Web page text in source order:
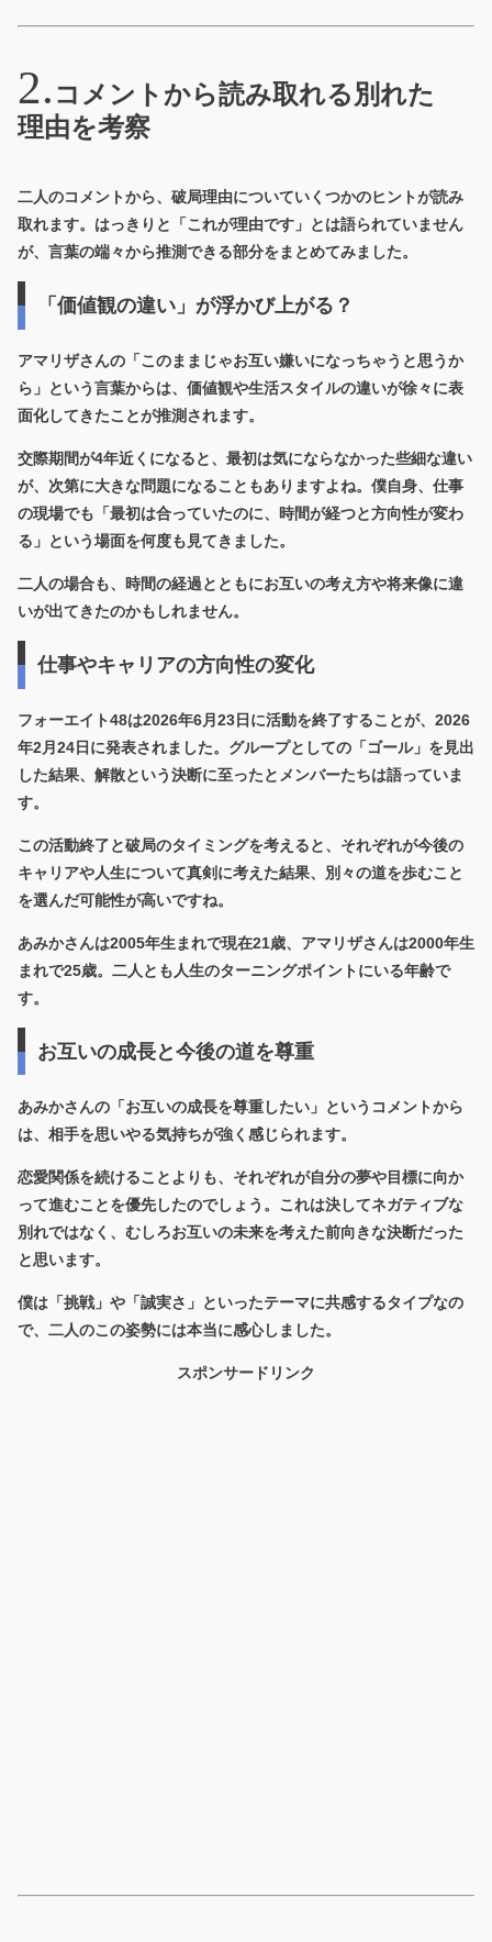
コメントから読み取れる別れた
理由を考察
二人のコメントから、破局理由についていくつかのヒントが読み
取れます。はっきりと「これが理由です」とは語られていません
が、言葉の端々から推測できる部分をまとめてみました。
「価値観の違い」が浮かび上がる？
アマリザさんの「このままじゃお互い嫌いになっちゃうと思うか
ら」という言葉からは、 価値観や生活スタイルの違いが徐々に表
面化してきたことが推測されます。
交際期間が4年近くになると、最初は気にならなかった些細な違い
が、次第に大きな問題になることもありますよね。僕自身、仕事
の現場でも「最初は合っていたのに、時間が経つと方向性が変わ
る」という場面を何度も見てきました。
二人の場合も、時間の経過とともにお互いの考え方や将来像に違
いが出てきたのかもしれません。
仕事やキャリアの方向性の変化
フォーエイト48は2026年6月23日に活動を終了することが、2026
年2月24日に発表されました。グループとしての「ゴール」を見出
した結果、解散という決断に至ったとメンバーたちは語っていま
す。
この活動終了と破局のタイミングを考えると、 それぞれが今後の
キャリアや人生について真剣に考えた結果、別々の道を歩むこと
を選んだ可能性が高いですね。
あみかさんは2005年生まれで現在21歳、アマリザさんは2000年生
まれで25歳。二人とも人生のターニングポイントにいる年齢で
す。
お互いの成長と今後の道を尊重
あみかさんの「お互いの成長を尊重したい」というコメントから
は、 相手を思いやる気持ちが強く感じられます。
恋愛関係を続けることよりも、それぞれが自分の夢や目標に向か
って進むことを優先したのでしょう。これは決してネガティブな
別れではなく、むしろお互いの未来を考えた前向きな決断だった
と思います。
僕は「挑戦」や「誠実さ」といったテーマに共感するタイプなの
で、二人のこの姿勢には本当に感心しました。
スポンサードリンク